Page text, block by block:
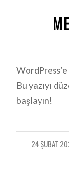
Bu yazıyı
başlayın!
24 ŞUBAT
/